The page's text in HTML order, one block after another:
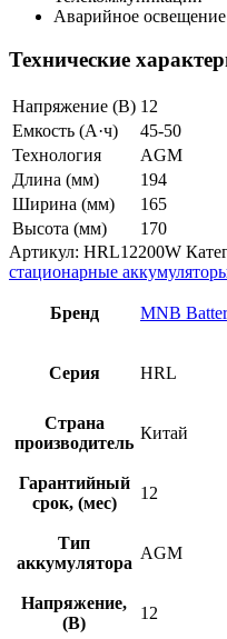
Аварийное освещение
Технические
Напряжение (В) 12
Емкость (А·ч)
45-50
Технология
AGM
Длина (мм)
194
Ширина (мм)
165
Высота (мм)
170
Артикул: HRL12200W
стационарные
Бренд MNB
Серия HRL
Страна
производитель
Китай
Гарантийный
срок, (мес)
12
Тип
аккумулятора
AGM
Напряжение,
(В)
12